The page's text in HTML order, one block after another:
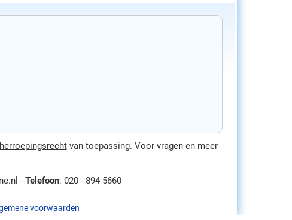
herroepingsrechtvan toepassing. Voor vragen en meer
- Telefoon: 020 - 894 5660
voorwaarden